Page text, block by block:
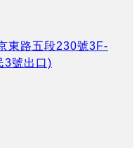
東路五段230號3F-
3號出口)